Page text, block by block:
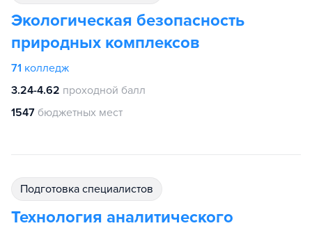
Экологическая безопасность
природных комплексов
71 колледж
3.24-4.62 проходной балл
1547 бюджетных мест
подготовка специалистов
Технология аналитического